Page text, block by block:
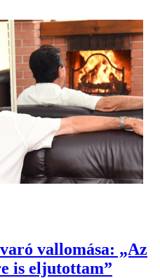
vallomása: „Az
is eljutottam”